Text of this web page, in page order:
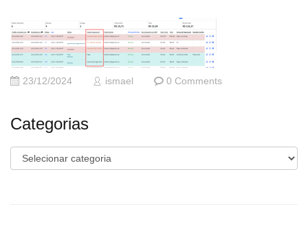
23/12/2024 ismael 0 Comments
Categorias
Categorias